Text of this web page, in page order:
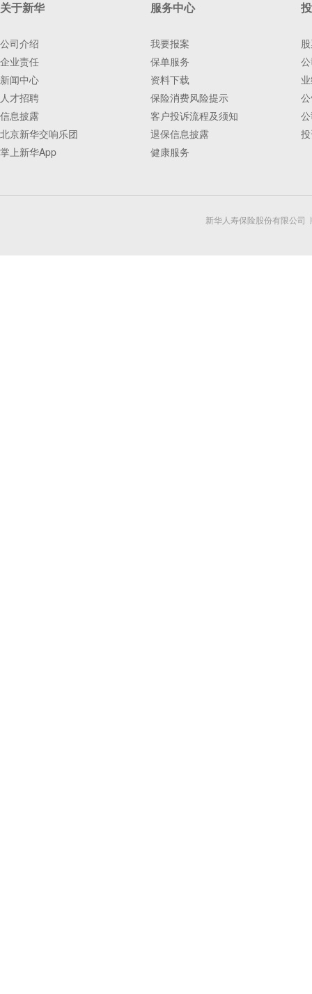
关于新华
公司介绍
企业责任
新闻中心
人才招聘
信息披露
北京新华交响乐团
掌上新华App
服务中心
我要报案
保单服务
资料下载
保险消费风险提示
客户投诉流程及须知
退保信息披露
健康服务
新华人寿保险股份有限公